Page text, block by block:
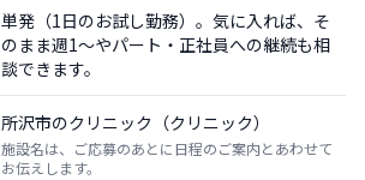
単発（1日のお試し勤務）。気に入れば、そ
のまま週1〜やパート・正社員への継続も相
談できます。
所沢市のクリニック（クリニック）
施設名は、ご応募のあとに日程のご案内とあわせて
お伝えします。